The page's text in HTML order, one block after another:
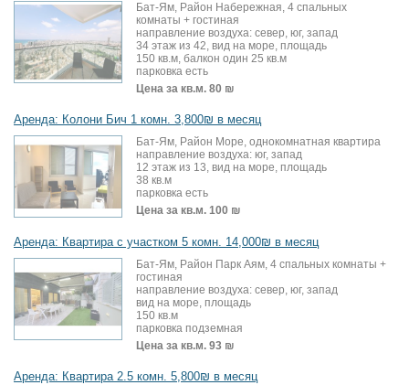
Бат-Ям, Район Набережная, 4 спальных
комнаты + гостиная
направление воздуха: север, юг, запад
34 этаж из 42, вид на море, площадь
150 кв.м, балкон один 25 кв.м
парковка есть
Цена за кв.м. 80 ₪
Аренда: Колони Бич 1 комн. 3,800₪ в месяц
Бат-Ям, Район Море, однокомнатная квартира
направление воздуха: юг, запад
12 этаж из 13, вид на море, площадь
38 кв.м
парковка есть
Цена за кв.м. 100 ₪
Аренда: Квартира с участком 5 комн. 14,000₪ в месяц
Бат-Ям, Район Парк Аям, 4 спальных комнаты +
гостиная
направление воздуха: север, юг, запад
вид на море, площадь
150 кв.м
парковка подземная
Цена за кв.м. 93 ₪
Аренда: Квартира 2.5 комн. 5,800₪ в месяц